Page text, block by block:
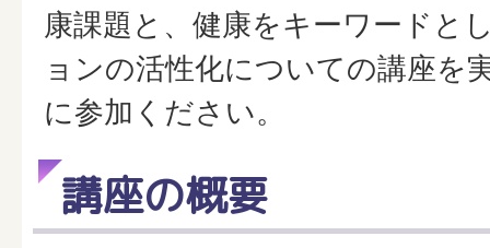
康課題と、健康をキーワードと
ョンの活性化についての講座を
に参加ください。
講座の概要